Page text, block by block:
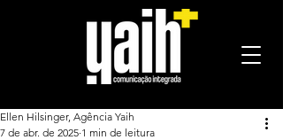
Ellen Hilsinger, Agência Yaih
7 de abr. de 2025 1 min de leitura